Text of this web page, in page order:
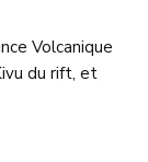
Volcanique
du rift, et